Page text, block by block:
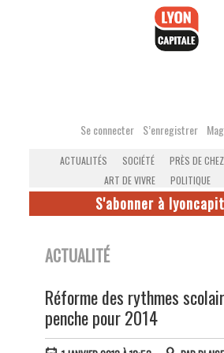
Se connecter S’enregistrer
ACTUALITÉS SOCIÉTÉ PRÈS DE
ART DE VIVRE
POLITIQUE
S'abonner à
ACTUALITÉ
Réforme des rythmes
penche pour 2014